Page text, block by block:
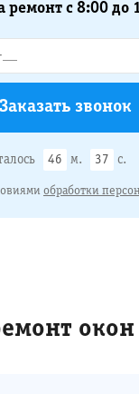
ремонт с 8:00 до
46 м. 36 с.
обработки